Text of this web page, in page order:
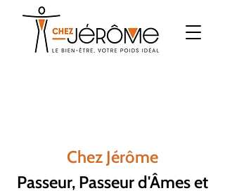
Chez Jérôme
Passeur, Passeur d'Âmes et